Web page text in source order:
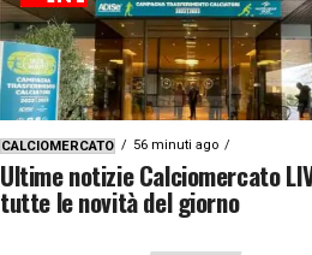
CALCIOMERCATO 56 minuti ago
Ultime notizie Calciomercato
tutte le novità del giorno